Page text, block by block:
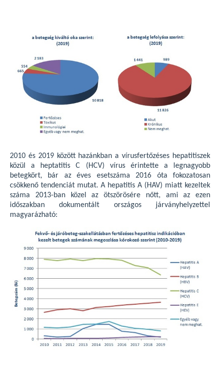
2010 és 2019 között hazánkban a vírusfertőzéses hepatitiszek
közül a heptatitis C (HCV) vírus érintette a legnagyobb
betegkört, bár az éves esetszáma 2016 óta fokozatosan
csökkenő tendenciát mutat. A hepatitis A (HAV) miatt kezeltek
száma 2013-ban közel az ötszörösére nőtt, ami az ezen
időszakban dokumentált országos járványhelyzettel
magyarázható: